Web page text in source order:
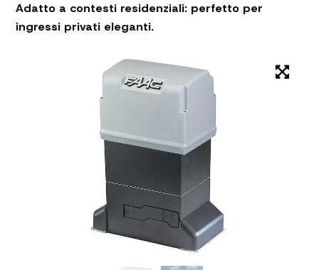
Adatto a contesti residenziali: perfetto per
ingressi privati eleganti.